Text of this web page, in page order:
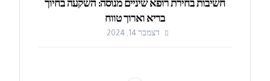
חשיבות בחירת רופא שיניים מנוסה: השקעה בחיוך
בריא וארוך טווח
דצמבר 14, 2024